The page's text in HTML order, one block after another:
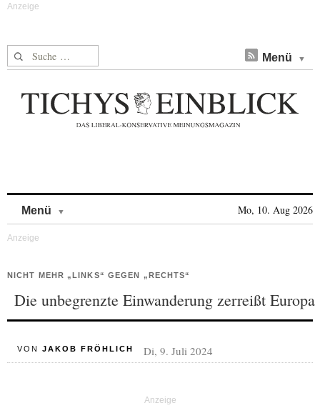
Suche nach: Menü
Menü Mo, 10. Aug 2026
NICHT MEHR „LINKS“ GEGEN „RECHTS“
Die unbegrenzte Einwanderung zerreißt Europa
VON JAKOB FRÖHLICH Di, 9. Juli 2024